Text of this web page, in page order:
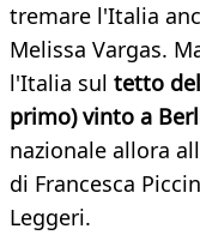
tremare l'Italia
Melissa Vargas.
l'Italia sul tetto
primo) vinto a
nazionale allora
di Francesca
Leggeri.